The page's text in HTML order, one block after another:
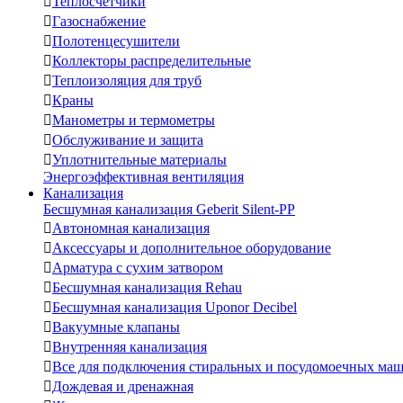
Газоснабжение
Полотенцесушители
Коллекторы распределительные
Теплоизоляция для труб
Краны
Манометры и термометры
Обслуживание и защита
Уплотнительные материалы
Энергоэффективная вентиляция
Канализация
Бесшумная канализация Geberit Silent-PP
Автономная канализация
Аксессуары и дополнительное оборудование
Арматура с сухим затвором
Бесшумная канализация Rehau
Бесшумная канализация Uponor Decibel
Вакуумные клапаны
Внутренняя канализация
Все для подключения стиральных и посудомоечных
Дождевая и дренажная